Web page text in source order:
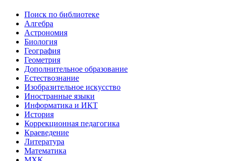
Поиск по библиотеке
Алгебра
Астрономия
Биология
География
Геометрия
Дополнительное образование
Естествознание
Изобразительное искусство
Иностранные языки
Информатика и ИКТ
История
Коррекционная педагогика
Краеведение
Литература
Математика